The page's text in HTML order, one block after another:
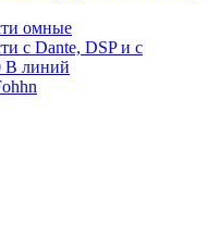
омные
с Dante, DSP и с
В линий